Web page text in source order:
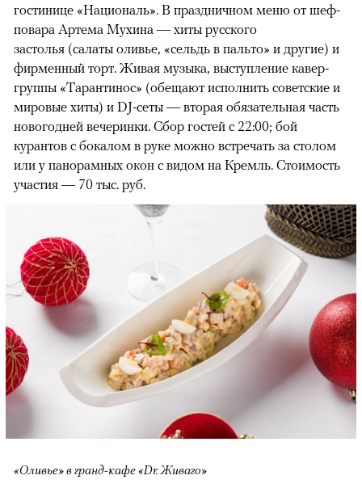
гостинице «Националь». В праздничном меню от шеф-
повара Артема Мухина — хиты русского
застолья (салаты оливье, «сельдь в пальто» и другие) и
фирменный торт. Живая музыка, выступление кавер-
группы «Тарантинос» (обещают исполнить советские и
мировые хиты) и DJ-сеты — вторая обязательная часть
новогодней вечеринки. Сбор гостей с 22:00; бой
курантов с бокалом в руке можно встречать за столом
или у панорамных окон с видом на Кремль. Стоимость
участия — 70 тыс. руб.
«Оливье» в гранд-кафе «Dr. Живаго»